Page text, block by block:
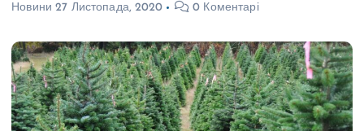
Новини 27 Листопада, 2020 0 Коментарі